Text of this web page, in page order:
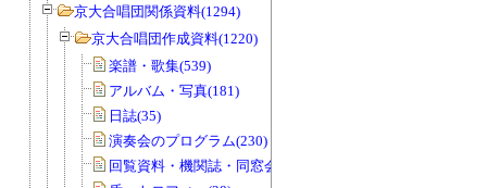
京大合唱団関係資料(1294)
京大合唱団作成資料(1220)
楽譜・歌集(539)
アルバム・写真(181)
日誌(35)
演奏会のプログラム(230)
回覧資料・機関誌・同窓会誌(178)